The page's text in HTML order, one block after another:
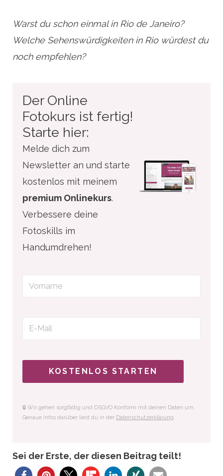
Warst du schon einmal in Rio de Janeiro?
Welche Sehenswürdigkeiten in Rio würdest du
noch empfehlen?
Der Online
Fotokurs ist fertig!
Starte hier:
Melde dich zum
Newsletter an und starte
kostenlos mit meinem
premium Onlinekurs.
Verbessere deine
Fotoskills im
Handumdrehen!
KOSTENLOS STARTEN
🔒 Wir gehen sorgfältig und DSGVO Konform mit deinen Daten um.
Genaue Infos darüber liest du in der Datenschutzerklärung.
Sei der Erste, der diesen Beitrag teilt!